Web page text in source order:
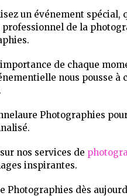
un événement spécial,
de la
de chaque
nous pousse
Photographies
nos services de
inspirantes.
Photographies dès